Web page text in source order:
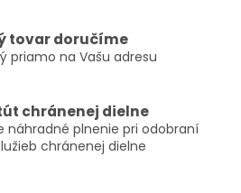
e
p
k
y
v
ý
tovar doručíme
priamo na Vašu adresu
chránenej dielne
náhradné plnenie pri odobraní
chránenej dielne